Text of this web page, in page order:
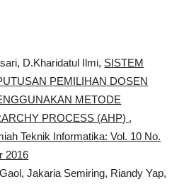
D.Kharidatul Ilmi, SISTEM
PEMILIHAN DOSEN
METODE
PROCESS (AHP) ,
Teknik Informatika: Vol. 10 No.
2016
Jakaria Semiring, Riandy Yap,